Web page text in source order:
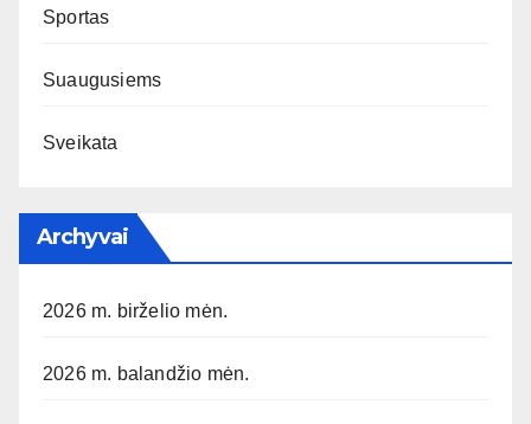
Sportas
Suaugusiems
Sveikata
Archyvai
2026 m. birželio mėn.
2026 m. balandžio mėn.